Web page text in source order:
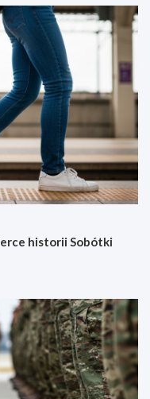
historii Sobótki